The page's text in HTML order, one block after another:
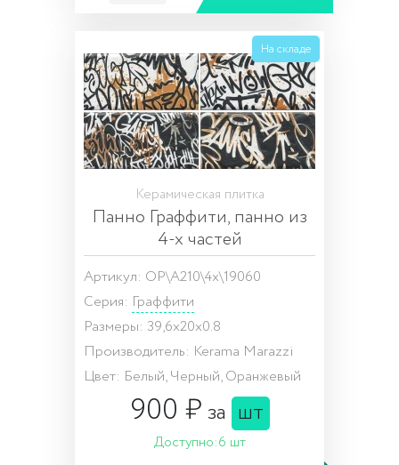
На складе
Керамическая плитка
Панно Граффити, панно из
4-х частей
Артикул: OP\A210\4x\19060
Серия: Граффити
Размеры: 39,6x20x0.8
Производитель: Kerama Marazzi
Цвет: Белый, Черный, Оранжевый
900 ₽за шт
Доступно:6 шт